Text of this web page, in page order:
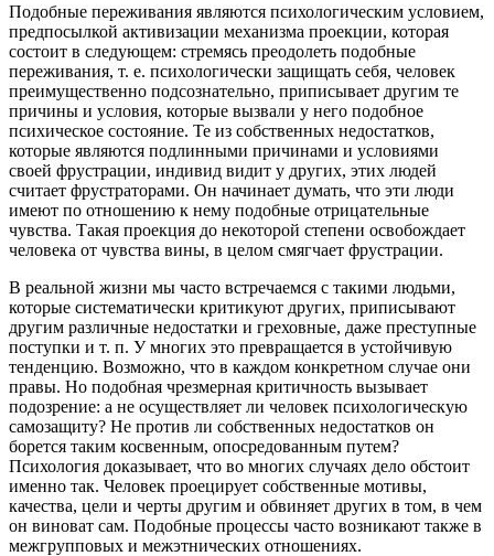
Подобные переживания являются психологическим условием,
предпосылкой активизации механизма проекции, которая
состоит в следующем: стремясь преодолеть подобные
переживания, т. е. психологически защищать себя, человек
преимущественно подсознательно, приписывает другим те
причины и условия, которые вызвали у него подобное
психическое состояние. Те из собственных недостатков,
которые являются подлинными причинами и условиями
своей фрустрации, индивид видит у других, этих людей
считает фрустраторами. Он начинает думать, что эти люди
имеют по отношению к нему подобные отрицательные
чувства. Такая проекция до некоторой степени освобождает
человека от чувства вины, в целом смягчает фрустрации.
В реальной жизни мы часто встречаемся с такими людьми,
которые систематически критикуют других, приписывают
другим различные недостатки и греховные, даже преступные
поступки и т. п. У многих это превращается в устойчивую
тенденцию. Возможно, что в каждом конкретном случае они
правы. Но подобная чрезмерная критичность вызывает
подозрение: а не осуществляет ли человек психологическую
самозащиту? Не против ли собственных недостатков он
борется таким косвенным, опосредованным путем?
Психология доказывает, что во многих случаях дело обстоит
именно так. Человек проецирует собственные мотивы,
качества, цели и черты другим и обвиняет других в том, в чем
он виноват сам. Подобные процессы часто возникают также в
межгрупповых и межэтнических отношениях.